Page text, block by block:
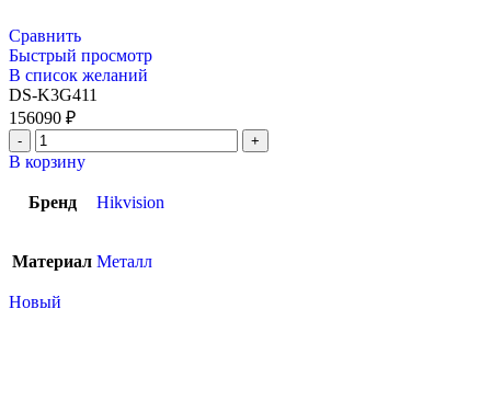
Сравнить
Быстрый просмотр
В список желаний
DS-K3G411
156090 ₽
В корзину
Бренд Hikvision
Материал Металл
Новый